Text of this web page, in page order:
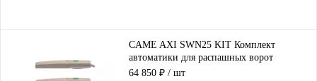
CAME AXI SWN25 KIT Комплект
автоматики для распашных ворот
(корпус серый)
64 850 ₽ / шт